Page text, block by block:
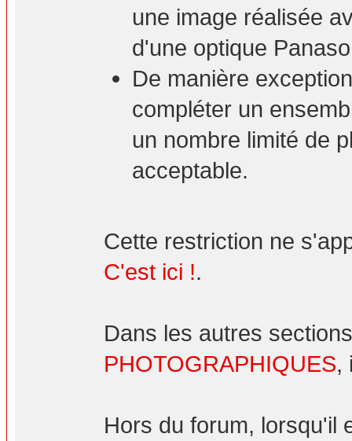
une image réalisée
d'une optique
De manière
compléter un
un nombre limité de
acceptable.
Cette restriction ne
C'est ici !.
Dans les autres
PHOTOGRAPHIQUES,
Hors du forum, lorsqu'il